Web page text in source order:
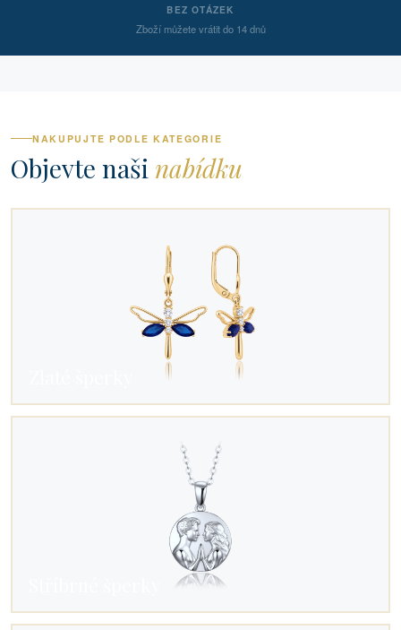
BEZ OTÁZEK
Zboží můžete vrátit do 14 dnů
NAKUPUJTE PODLE KATEGORIE
Objevte naši nabídku